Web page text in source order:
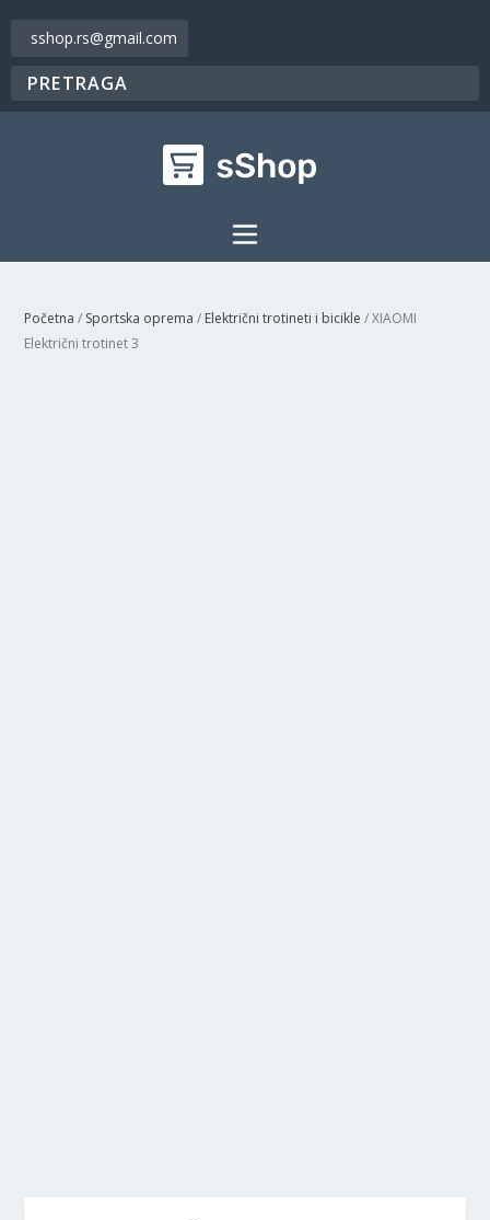
sshop.rs@gmail.com
Početna / Sportska oprema / Električni trotineti i bicikle / XIAOMI
Električni trotinet 3